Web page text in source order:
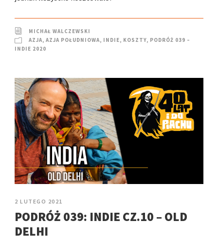
MICHAŁ WALCZEWSKI
AZJA, AZJA POŁUDNIOWA, INDIE, KOSZTY, PODRÓŻ 039 –
INDIE 2020
2 LUTEGO 2021
PODRÓŻ 039: INDIE CZ.10 – OLD
DELHI